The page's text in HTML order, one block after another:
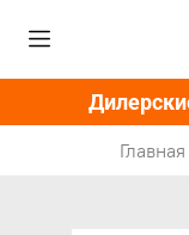
Главная